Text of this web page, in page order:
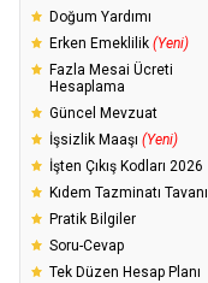
Doğum Yardımı
Erken Emeklilik (Yeni)
Fazla Mesai Ücreti
Hesaplama
Güncel Mevzuat
İşsizlik Maaşı (Yeni)
İşten Çıkış Kodları 2026
Kıdem Tazminatı Tavanı
Pratik Bilgiler
Soru-Cevap
Tek Düzen Hesap Planı